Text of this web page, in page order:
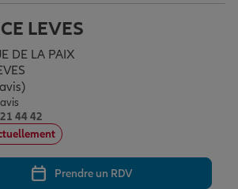
LEVES
DE LA PAIX
4.8 sur 5
44 42
Prendre un RDV